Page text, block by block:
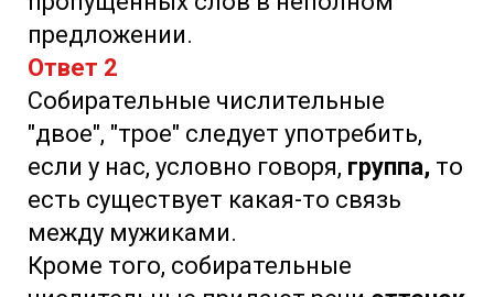
предложении.
Ответ 2
Собирательные числительные
"двое", "трое" следует употребить,
если у нас, условно говоря, группа, то
есть существует какая-то связь
между мужиками.
Кроме того, собирательные